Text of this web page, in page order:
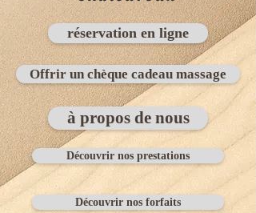
réservation en ligne
Offrir un chèque cadeau massage
à propos de nous
Découvrir nos prestations
Découvrir nos forfaits